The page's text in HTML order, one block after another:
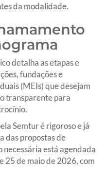
da modalidade.
detalha as etapas e
fundações e
(MEIs) que desejam
transparente para
Semtur é rigoroso e já
das propostas de
está agendada
25 de maio de 2026, com